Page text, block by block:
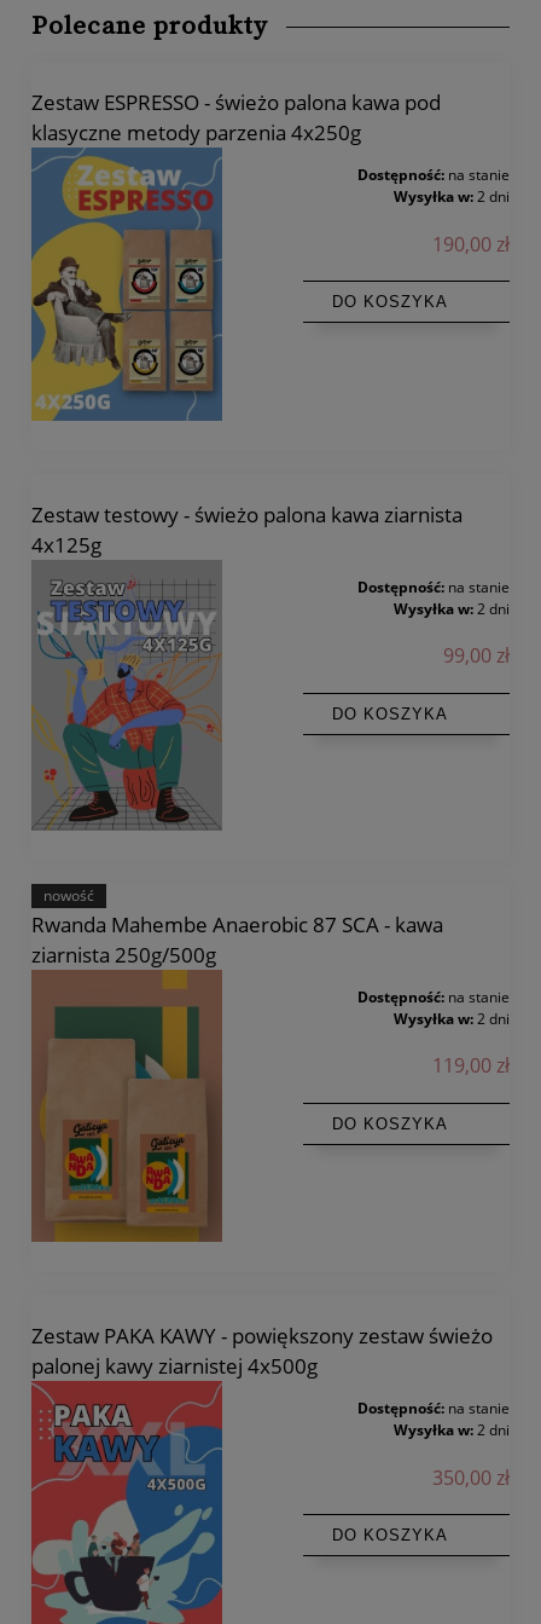
Polecane produkty
Zestaw ESPRESSO - świeżo palona kawa pod
klasyczne metody parzenia 4x250g
Dostępność: na stanie
Wysyłka w:2 dni
190,00 zł
DO KOSZYKA
Zestaw testowy - świeżo palona kawa ziarnista
4x125g
Dostępność: na stanie
Wysyłka w: 2 dni
99,00 zł
DO KOSZYKA
Rwanda Mahembe Anaerobic 87 SCA - kawa
ziarnista 250g/500g
Dostępność: na stanie
Wysyłka w: 2 dni
119,00 zł
DO KOSZYKA
nowość
Zestaw PAKA KAWY - powiększony zestaw świeżo
palonej kawy ziarnistej 4x500g
Dostępność: na stanie
Wysyłka w:2 dni
350,00 zł
DO KOSZYKA